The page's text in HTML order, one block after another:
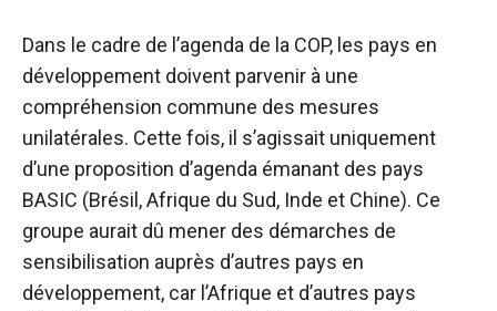
Dans le cadre de l’agenda de la COP, les pays en
développement doivent parvenir à une
compréhension commune des mesures
unilatérales. Cette fois, il s’agissait uniquement
d’une proposition d’agenda émanant des pays
BASIC (Brésil, Afrique du Sud, Inde et Chine). Ce
groupe aurait dû mener des démarches de
sensibilisation auprès d’autres pays en
développement, car l’Afrique et d’autres pays